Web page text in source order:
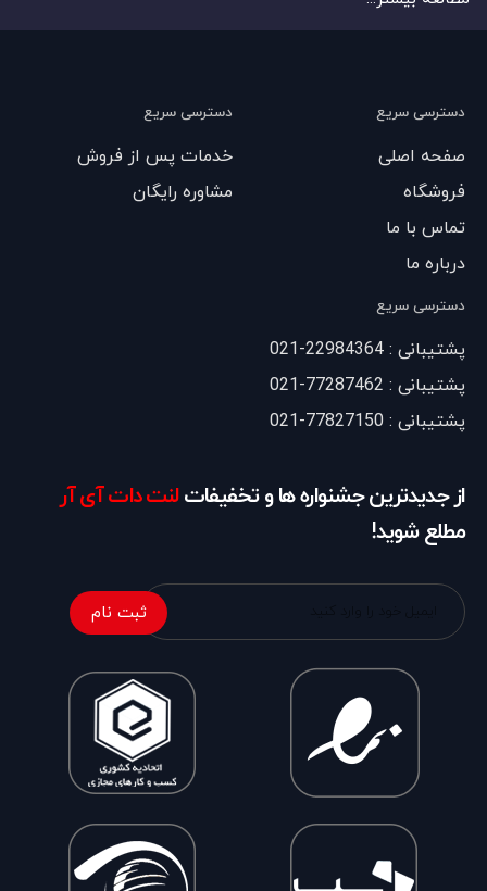
دسترسی سریع
صفحه اصلی
فروشگاه
تماس با ما
درباره ما
دسترسی سریع
خدمات پس از فروش
مشاوره رایگان
دسترسی سریع
پشتیبانی : 22984364-021
پشتیبانی : 77287462-021
پشتیبانی : 77827150-021
از جدیدترین جشنواره ها و تخفیفاتلنت دات آی آر
مطلع شوید!
ثبت نام